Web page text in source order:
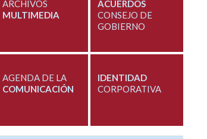
ARCHIVOS
MULTIMEDIA
ACUERDOS
CONSEJO DE
GOBIERNO
AGENDA DE LA
COMUNICACIÓN
IDENTIDAD
CORPORATIVA